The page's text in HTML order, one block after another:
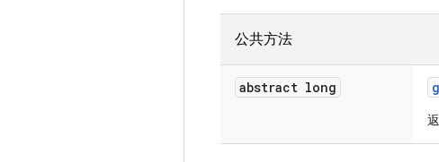
公共方法
abstract long